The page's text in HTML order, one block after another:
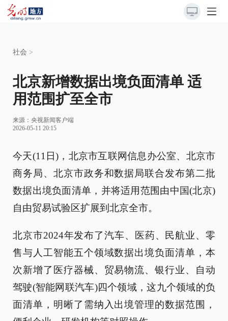
社会 >
北京新增数据出境负面清单 适
用范围扩至全市
来源： 央视新闻客户端
2026-05-11 20:15
今天(11日)，北京市互联网信息办公室、北京市
商务局、北京市政务和数据局联合发布第二批
数据出境负面清单，并将适用范围由中国(北京)
自由贸易试验区扩展到北京全市。
北京市2024年发布了汽车、医药、民航业、零
售与人工智能五个领域数据出境负面清单，本
次新增了医疗器械、贸易物流、银行业、自动
驾驶(智能网联汽车)四个领域，这九个领域的负
面清单，明晰了需纳入出境管理的数据范围，